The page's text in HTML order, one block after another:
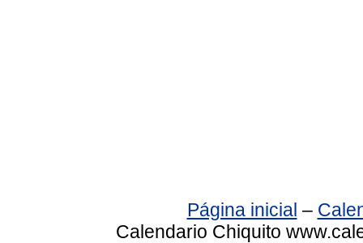
Página inicial –
Calendario Chiquito